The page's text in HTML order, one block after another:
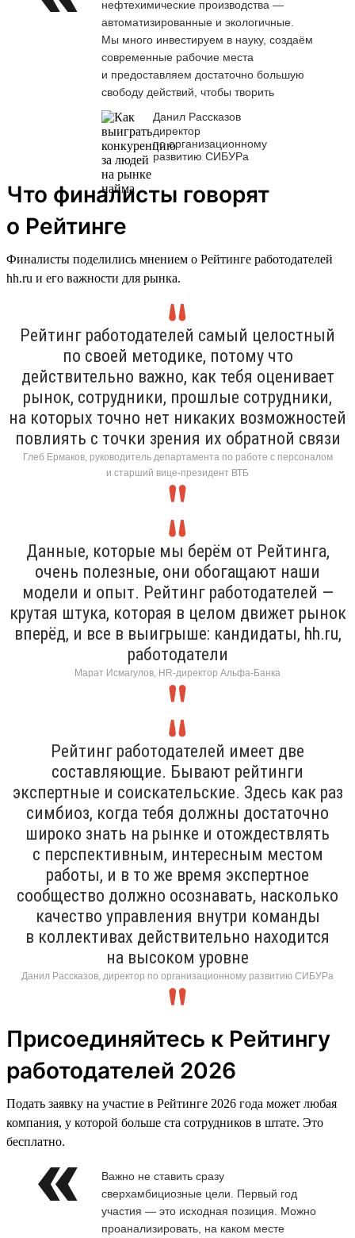
нефтехимические производства —
автоматизированные и экологичные.
Мы много инвестируем в науку, создаём
современные рабочие места
и предоставляем достаточно большую
свободу действий, чтобы творить
Данил Рассказов
директор
по организационному
развитию СИБУРа
Что финалисты говорят
о Рейтинге
Финалисты поделились мнением о Рейтинге работодателей
hh.ru и его важности для рынка.
Рейтинг работодателей самый целостный
по своей методике, потому что
действительно важно, как тебя оценивает
рынок, сотрудники, прошлые сотрудники,
на которых точно нет никаких возможностей
повлиять с точки зрения их обратной связи
Глеб Ермаков, руководитель департамента по работе с персоналом
и старший вице-президент ВТБ
Данные, которые мы берём от Рейтинга,
очень полезные, они обогащают наши
модели и опыт. Рейтинг работодателей —
крутая штука, которая в целом движет рынок
вперёд, и все в выигрыше: кандидаты, hh.ru,
работодатели
Марат Исмагулов, HR-директор Альфа-Банка
Рейтинг работодателей имеет две
составляющие. Бывают рейтинги
экспертные и соискательские. Здесь как раз
симбиоз, когда тебя должны достаточно
широко знать на рынке и отождествлять
с перспективным, интересным местом
работы, и в то же время экспертное
сообщество должно осознавать, насколько
качество управления внутри команды
в коллективах действительно находится
на высоком уровне
Данил Рассказов, директор по организационному развитию СИБУРа
Присоединяйтесь к Рейтингу
работодателей 2026
Подать заявку на участие в Рейтинге 2026 года может любая
компания, у которой больше ста сотрудников в штате. Это
бесплатно.
Важно не ставить сразу
сверхамбициозные цели. Первый год
участия — это исходная позиция. Можно
проанализировать, на каком месте